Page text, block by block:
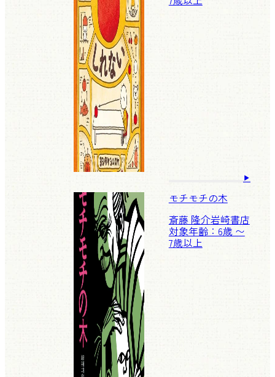
モチモチの木
斎藤 隆介岩崎書店
対象年齢：6歳 〜
7歳以上